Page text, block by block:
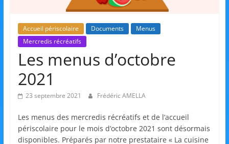
l'Animation
–
Stiring-
Wendel
Accueil périscolaire Documents
Menus
Mercredis récréatifs
Les menus d’octobre
2021
23 septembre 2021 Frédéric AMELLA
Les menus des mercredis récréatifs et de l’accueil
périscolaire pour le mois d’octobre 2021 sont désormais
disponibles. Préparés par notre prestataire « La cuisine